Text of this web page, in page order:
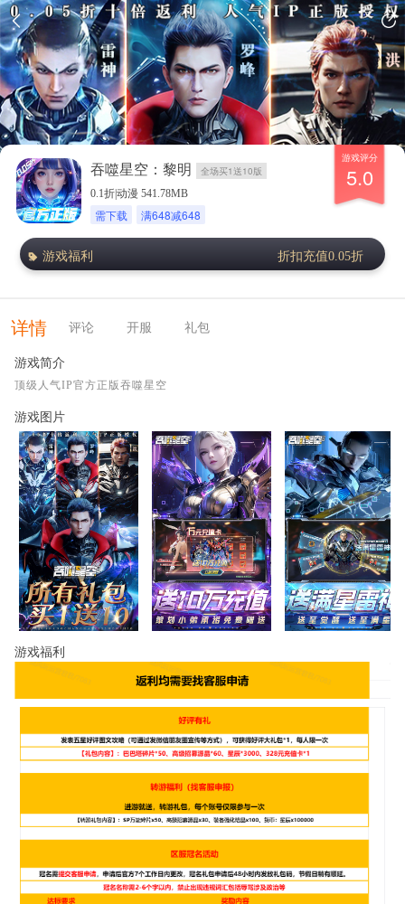
吞噬星空：黎明
全场买1送10版
0.1折|动漫 541.78MB
需下载 满648减648
游戏评分
5.0
游戏福利 折扣充值0.05折
详情 评论 开服 礼包
游戏简介
顶级人气IP官方正版吞噬星空
游戏图片
游戏福利